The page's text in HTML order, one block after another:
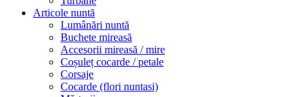
Articole nuntă
Lumânări nuntă
Buchete mireasă
Accesorii mireasă / mire
Coșuleț cocarde / petale
Corsaje
Cocarde (flori nuntasi)